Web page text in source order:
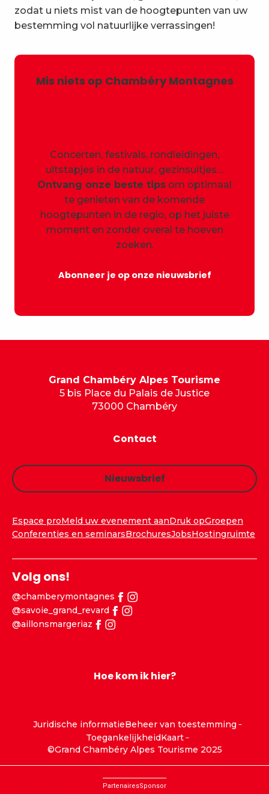
zodat u niets mist van de hoogtepunten van uw
bestemming vol natuurlijke verrassingen!
Mis niets op Chambéry Montagnes
Concerten, festivals, rondleidingen,
uitstapjes in de natuur, gezinsuitjes…
Ontvang onze beste tips om optimaal
te genieten van de komende
hoogtepunten in de regio, op het juiste
moment en zonder overal te hoeven
zoeken.
Abonneer je op onze nieuwsbrief
Grand Chambéry Alpes Tourisme
5 bis Place du Palais de Justice
73000 Chambéry
Contact
Nieuwsbrief
Espace proMeld uw evenement aanDruk opGroepen
Conferenties en seminarsBrochuresJobsHostingruimte
Volg ons!
@chamberymontagnes
@savoie_grand_revard
@aillonsmargeriaz
Hoe kom ik hier?
Juridische informatieBeheer van toestemming
ToegankelijkheidKaart
©Grand Chambéry Alpes Tourisme 2025
PartenairesSponsor